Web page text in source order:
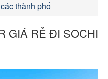
thành phố
GIÁ RẺ ĐI SOCHI